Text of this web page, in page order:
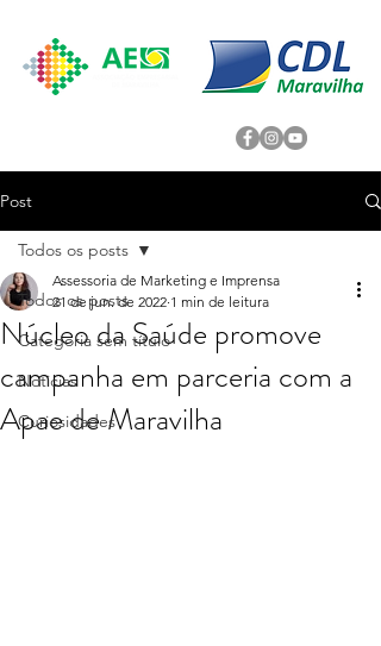
Post
Todos os posts
Categoria sem título
Noticias
Curiosidades
Todos os posts
Núcleo da Saúde promove
campanha em parceria com a
Apae de Maravilha
Assessoria de Marketing e Imprensa
21 de jun. de 2022 1 min de leitura